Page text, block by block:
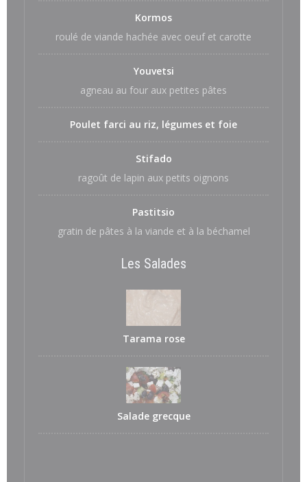
Kormos
roulé de viande hachée avec oeuf et carotte
Youvetsi
agneau au four aux petites pâtes
Poulet farci au riz, légumes et foie
Stifado
ragoût de lapin aux petits oignons
Pastitsio
gratin de pâtes à la viande et à la béchamel
Les Salades
Tarama rose
Salade grecque